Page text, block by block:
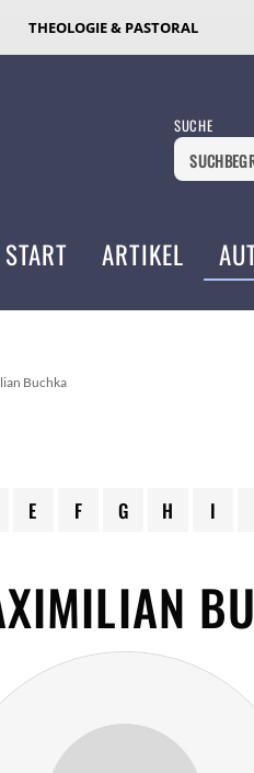
THEOLOGIE & PASTORAL
SUCHE
START ARTIKEL
Buchka
E F G H I